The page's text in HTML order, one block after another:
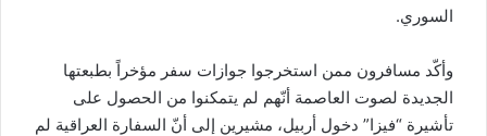
السوري.
وأكّد مسافرون ممن استخرجوا جوازات سفر مؤخراً بطبعتها
الجديدة لصوت العاصمة أنّهم لم يتمكنوا من الحصول على
تأشيرة “فيزا” دخول أربيل، مشيرين إلى أنّ السفارة العراقية لم